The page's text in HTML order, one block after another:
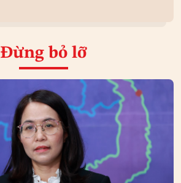
Đừng bỏ lỡ